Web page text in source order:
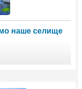
наше селище